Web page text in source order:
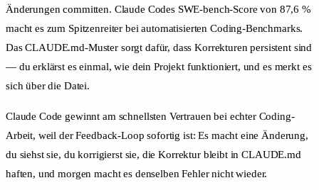
Änderungen committen. Claude Codes SWE-bench-Score von 87,6 %
macht es zum Spitzenreiter bei automatisierten Coding-Benchmarks.
Das CLAUDE.md-Muster sorgt dafür, dass Korrekturen persistent sind
— du erklärst es einmal, wie dein Projekt funktioniert, und es merkt es
sich über die Datei.
Claude Code gewinnt am schnellsten Vertrauen bei echter Coding-
Arbeit, weil der Feedback-Loop sofortig ist: Es macht eine Änderung,
du siehst sie, du korrigierst sie, die Korrektur bleibt in CLAUDE.md
haften, und morgen macht es denselben Fehler nicht wieder.